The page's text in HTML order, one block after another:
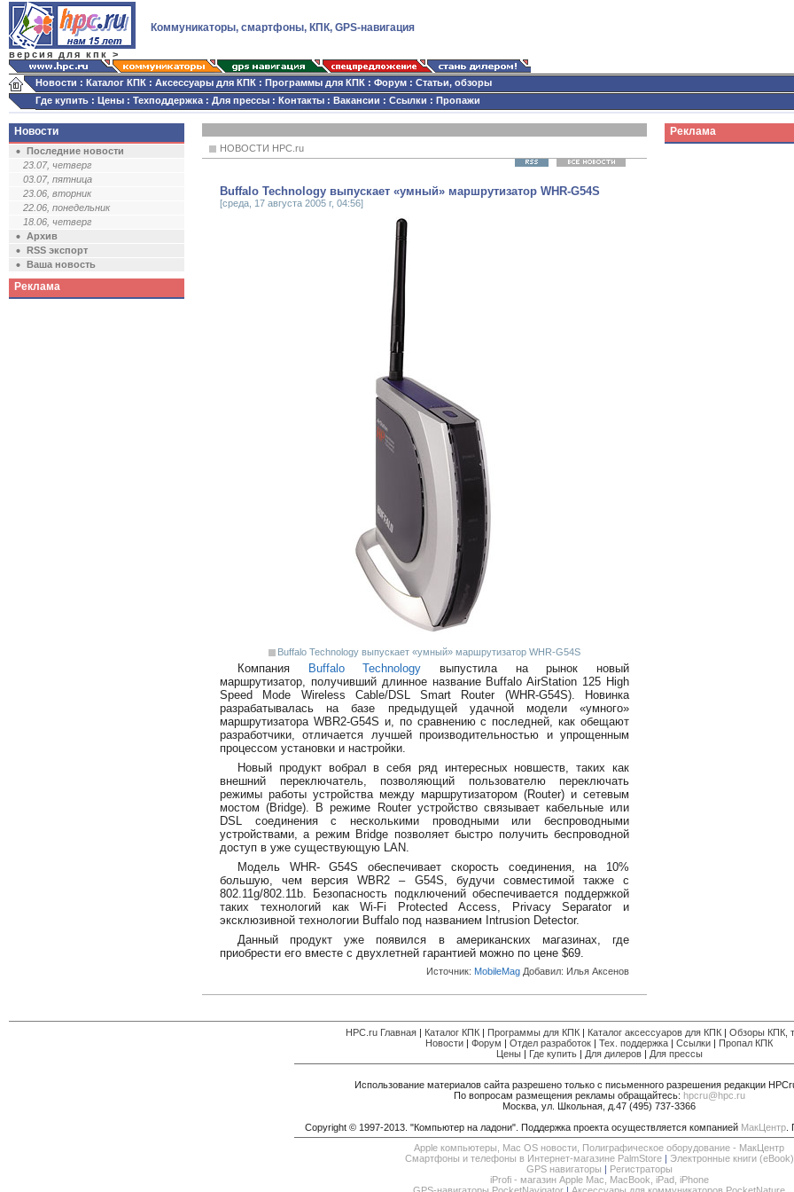
версия для кпк >
Коммуникаторы, смартфоны, КПК, GPS-навигация
Новости : Каталог КПК : Аксессуары для КПК : Программы для КПК : Форум : Статьи, обзоры
Где купить : Цены : Техподдержка : Для прессы : Контакты : Вакансии : Ссылки : Пропажи
Новости
Последние новости
23.07, четверг
03.07, пятница
23.06, вторник
22.06, понедельник
18.06, четверг
Архив
RSS экспорт
Ваша новость
Реклама
НОВОСТИ HPC.ru
Buffalo Technology выпускает «умный» маршрутизатор WHR-G54S
[среда, 17 августа 2005 г, 04:56]
Buffalo Technology выпускает «умный» маршрутизатор WHR-G54S
Компания Buffalo Technology выпустила на рынок новый
маршрутизатор, получивший длинное название Buffalo AirStation 125 High
Speed Mode Wireless Cable/DSL Smart Router (WHR-G54S). Новинка
разрабатывалась на базе предыдущей удачной модели «умного»
маршрутизатора WBR2-G54S и, по сравнению с последней, как обещают
разработчики, отличается лучшей производительностью и упрощенным
процессом установки и настройки.
Новый продукт вобрал в себя ряд интересных новшеств, таких как
внешний переключатель, позволяющий пользователю переключать
режимы работы устройства между маршрутизатором (Router) и сетевым
мостом (Bridge). В режиме Router устройство связывает кабельные или
DSL соединения с несколькими проводными или беспроводными
устройствами, а режим Bridge позволяет быстро получить беспроводной
доступ в уже существующую LAN.
Модель WHR- G54S обеспечивает скорость соединения, на 10%
большую, чем версия WBR2 – G54S, будучи совместимой также с
802.11g/802.11b. Безопасность подключений обеспечивается поддержкой
таких технологий как Wi-Fi Protected Access, Privacy Separator и
эксклюзивной технологии Buffalo под названием Intrusion Detector.
Данный продукт уже появился в американских магазинах, где
приобрести его вместе с двухлетней гарантией можно по цене $69.
Источник: MobileMag Добавил: Илья Аксенов
Реклама
HPC.ru Главная Каталог КПК Программы для КПК Каталог аксессуаров для КПК
Обзоры КПК,
Новости
Форум Отдел разработок Тех. поддержка Ссылки
Пропал КПК
Цены| Где купить| Для дилеров| Для прессы
Использование материалов сайта разрешено только с письменного разрешения редакции
По вопросам размещения рекламы обращайтесь: hpcru@hpc.ru
Москва, ул. Школьная, д.47 (495) 737-3366
Copyright © 1997-2013. "Компьютер на ладони". Поддержка проекта осуществляется компанией МакЦентр.
Apple компьютеры, Mac OS новости, Полиграфическое оборудование - МакЦентр
Смартфоны и телефоны в Интернет-магазине PalmStore|
Электронные книги (eBook)
GPS навигаторы
Регистраторы
iProfi - магазин Apple Mac, MacBook, iPad, iPhone